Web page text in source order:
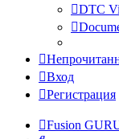
DTC
Вход
Регистрация
Fusion